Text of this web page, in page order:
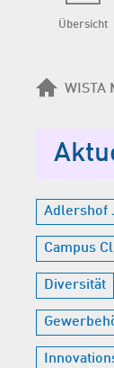
Übersicht
WISTA
Adlershof
Campus
Diversität